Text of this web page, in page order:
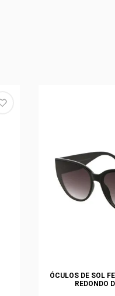
ÓCULOS DE SOL
REDONDO